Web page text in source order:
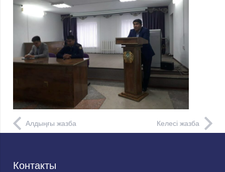
Алдыңғы жазба Келесі жазба
Контакты